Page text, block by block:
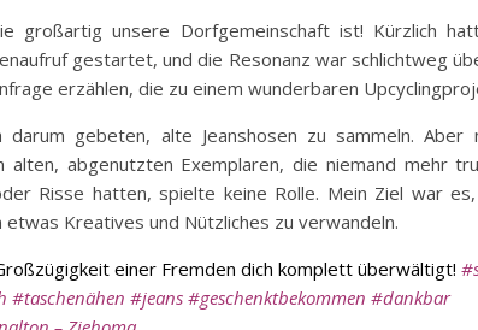
großartig unsere Dorfgemeinschaft ist! Kürzlich
gestartet, und die Resonanz war schlichtweg
erzählen, die zu einem wunderbaren
gebeten, alte Jeanshosen zu sammeln. Aber
alten, abgenutzten Exemplaren, die niemand mehr
Risse hatten, spielte keine Rolle. Mein Ziel war
etwas Kreatives und Nützliches zu verwandeln.
einer Fremden dich komplett überwältigt!
#taschenähen #jeans #geschenktbekommen #dankbar